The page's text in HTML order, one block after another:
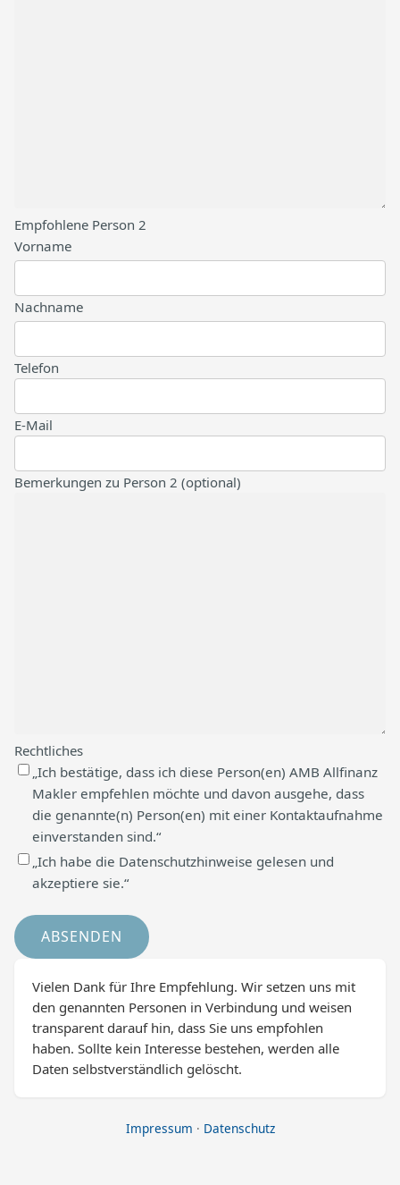
Empfohlene Person 2
Vorname
Nachname
Telefon
E-Mail
Bemerkungen zu Person 2 (optional)
Rechtliches
„Ich bestätige, dass ich diese Person(en) AMB Allfinanz
Makler empfehlen möchte und davon ausgehe, dass
die genannte(n) Person(en) mit einer Kontaktaufnahme
einverstanden sind.“
„Ich habe die Datenschutzhinweise gelesen und
akzeptiere sie.“
Vielen Dank für Ihre Empfehlung. Wir setzen uns mit
den genannten Personen in Verbindung und weisen
transparent darauf hin, dass Sie uns empfohlen
haben. Sollte kein Interesse bestehen, werden alle
Daten selbstverständlich gelöscht.
Impressum · Datenschutz